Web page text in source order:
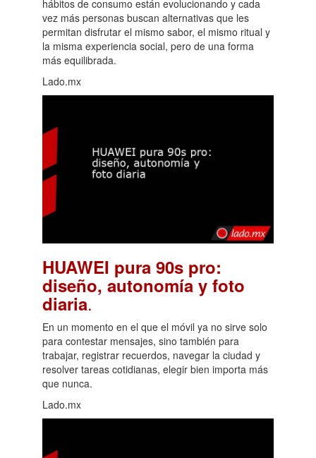
hábitos de consumo están evolucionando y cada
vez más personas buscan alternativas que les
permitan disfrutar el mismo sabor, el mismo ritual y
la misma experiencia social, pero de una forma
más equilibrada.
Lado.mx
HUAWEI pura 90s pro:
diseño, autonomía y foto
diaria.
En un momento en el que el móvil ya no sirve solo
para contestar mensajes, sino también para
trabajar, registrar recuerdos, navegar la ciudad y
resolver tareas cotidianas, elegir bien importa más
que nunca.
Lado.mx